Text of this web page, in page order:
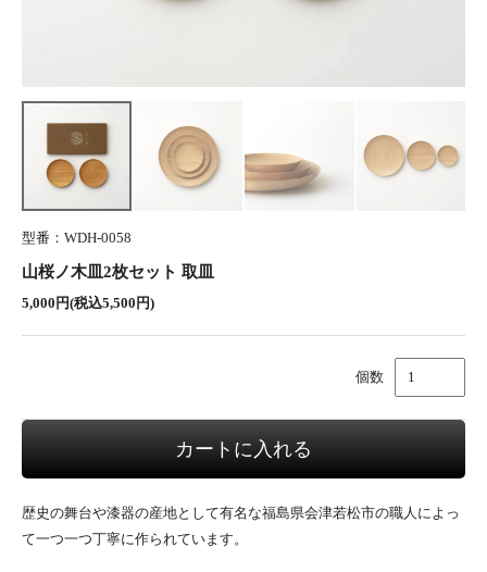
型番：WDH-0058
山桜ノ木皿2枚セット 取皿
5,000円(税込5,500円)
個数
カートに入れる
歴史の舞台や漆器の産地として有名な福島県会津若松市の職人によっ
て一つ一つ丁寧に作られています。